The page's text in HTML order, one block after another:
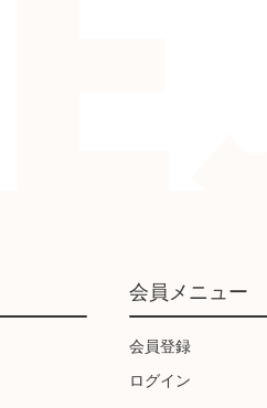
会員メニュー
会員登録
ログイン